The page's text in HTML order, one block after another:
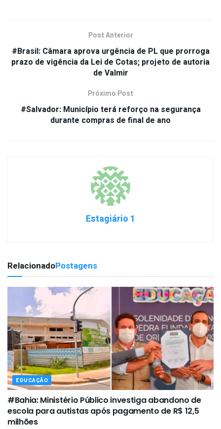
Post Anterior
#Brasil: Câmara aprova urgência de PL que prorroga
prazo de vigência da Lei de Cotas; projeto de autoria
de Valmir
Próximo Post
#Salvador: Município terá reforço na segurança
durante compras de final de ano
Estagiário 1
RelacionadoPostagens
EDUCAÇÃO
#Bahia: Ministério Público investiga abandono de
escola para autistas após pagamento de R$ 12,5
milhões